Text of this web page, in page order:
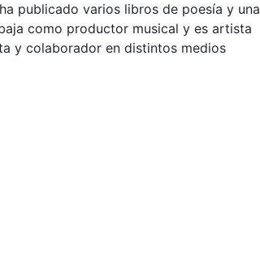
publicado varios libros de poesía y una
como productor musical y es artista
y colaborador en distintos medios